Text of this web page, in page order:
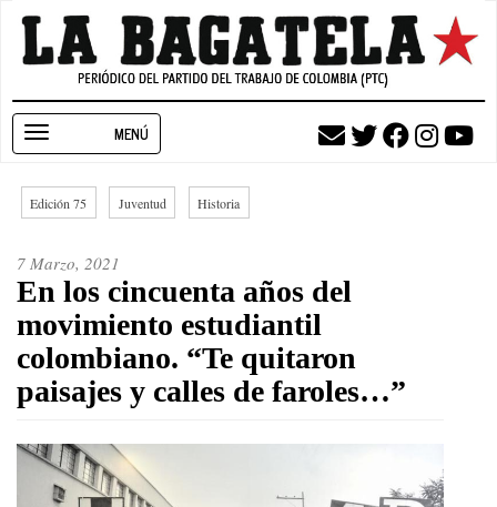
Pasar
contenido
navigation
Edición 75 Juventud Historia
7 Marzo, 2021
En los cincuenta años del
movimiento estudiantil
colombiano. “Te quitaron
paisajes y calles de faroles…”